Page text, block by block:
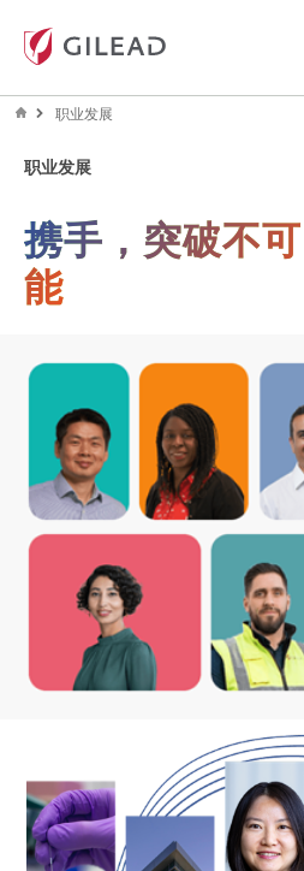
职业发展
职业发展
携手，突破不可
能